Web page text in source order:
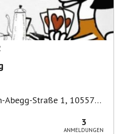
Abegg-Straße 1, 10557
3
ANMELDUNGEN